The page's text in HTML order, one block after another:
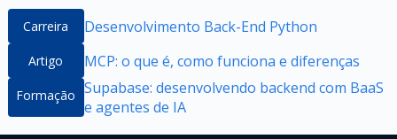
Carreira Desenvolvimento Back-End Python
Artigo MCP: o que é, como funciona e diferenças
Formação Supabase: desenvolvendo backend com BaaS
e agentes de IA